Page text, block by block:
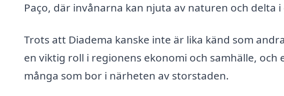
Paço, där invånarna kan njuta av naturen och delta
Trots att Diadema kanske inte är lika känd som
en viktig roll i regionens ekonomi och samhälle,
många som bor i närheten av storstaden.